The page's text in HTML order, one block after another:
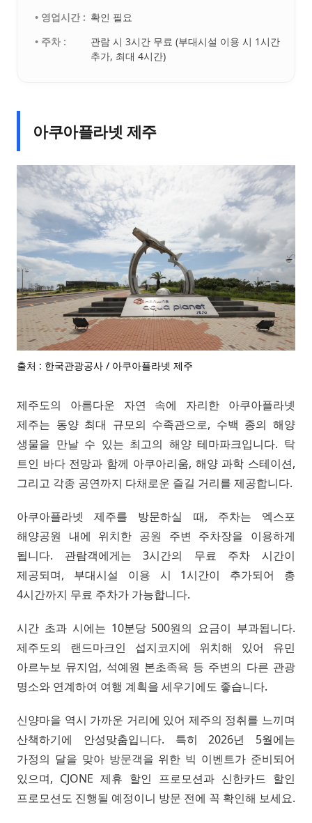
• 영업시간 : 확인 필요
• 주차 :
관람 시 3시간 무료 (부대시설 이용 시 1시간
추가, 최대 4시간)
아쿠아플라넷 제주
출처 : 한국관광공사 / 아쿠아플라넷 제주
제주도의 아름다운 자연 속에 자리한 아쿠아플라넷
제주는 동양 최대 규모의 수족관으로, 수백 종의 해양
생물을 만날 수 있는 최고의 해양 테마파크입니다. 탁
트인 바다 전망과 함께 아쿠아리움, 해양 과학 스테이션,
그리고 각종 공연까지 다채로운 즐길 거리를 제공합니다.
아쿠아플라넷 제주를 방문하실 때, 주차는 엑스포
해양공원 내에 위치한 공원 주변 주차장을 이용하게
됩니다. 관람객에게는 3시간의 무료 주차 시간이
제공되며, 부대시설 이용 시 1시간이 추가되어 총
4시간까지 무료 주차가 가능합니다.
시간 초과 시에는 10분당 500원의 요금이 부과됩니다.
제주도의 랜드마크인 섭지코지에 위치해 있어 유민
아르누보 뮤지엄, 석예원 본초족욕 등 주변의 다른 관광
명소와 연계하여 여행 계획을 세우기에도 좋습니다.
신양마을 역시 가까운 거리에 있어 제주의 정취를 느끼며
산책하기에 안성맞춤입니다. 특히 2026년 5월에는
가정의 달을 맞아 방문객을 위한 빅 이벤트가 준비되어
있으며, CJONE 제휴 할인 프로모션과 신한카드 할인
프로모션도 진행될 예정이니 방문 전에 꼭 확인해 보세요.